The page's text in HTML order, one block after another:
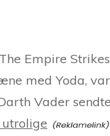
Empire
med Yoda,
Vader